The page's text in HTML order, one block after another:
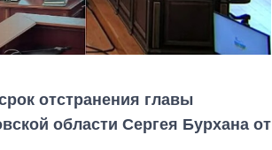
отстранения главы
области Сергея Бурхана от